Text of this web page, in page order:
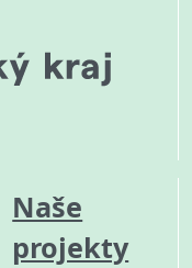
Naše
projekty